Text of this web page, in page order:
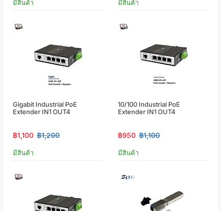
มีสินค้า มีสินค้า
Gigabit Industrial PoE
Extender IN1 OUT4
฿1,100 ฿1,200
มีสินค้า
10/100 Industrial PoE
Extender IN1 OUT4
฿950 ฿1,100
มีสินค้า